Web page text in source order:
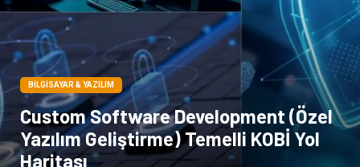
BILGISAYAR & YAZILIM
Custom Software Development (Özel
Yazılım Geliştirme) Temelli KOBİ Yol
Haritası